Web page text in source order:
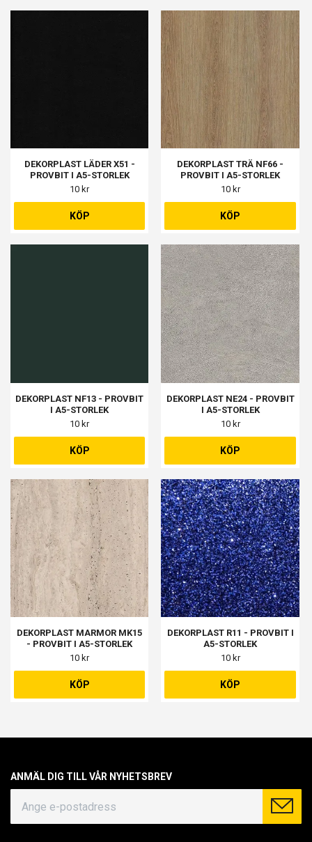
DEKORPLAST LÄDER X51 -
PROVBIT I A5-STORLEK
10 kr
KÖP
DEKORPLAST TRÄ NF66 -
PROVBIT I A5-STORLEK
10 kr
KÖP
DEKORPLAST NF13 - PROVBIT
I A5-STORLEK
10 kr
KÖP
DEKORPLAST NE24 - PROVBIT
I A5-STORLEK
10 kr
KÖP
DEKORPLAST MARMOR MK15
- PROVBIT I A5-STORLEK
10 kr
KÖP
DEKORPLAST R11 - PROVBIT I
A5-STORLEK
10 kr
KÖP
ANMÄL DIG TILL VÅR NYHETSBREV